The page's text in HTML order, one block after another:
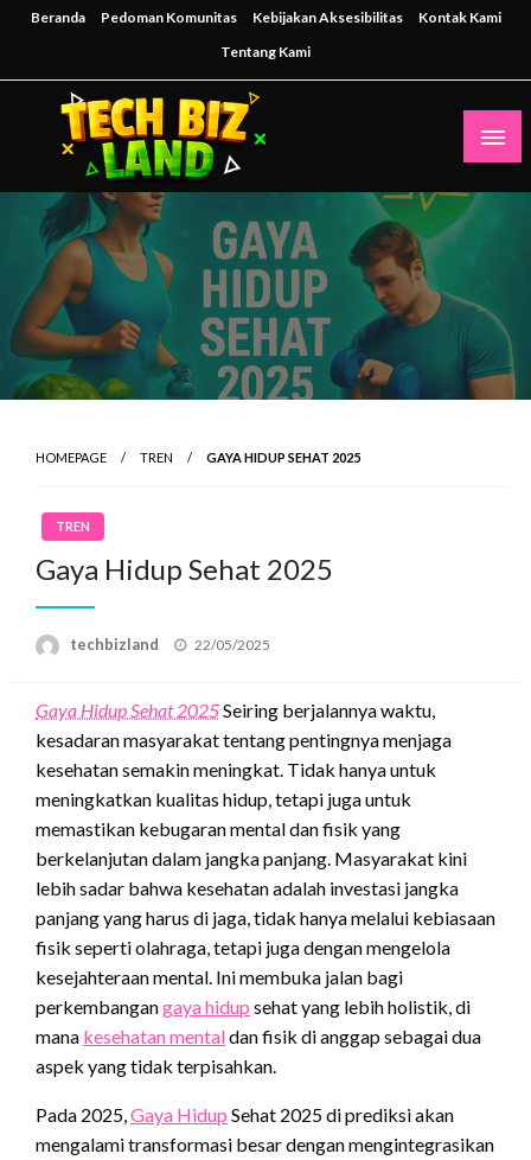
SkipBeranda Pedoman Komunitas Kebijakan Aksesibilitas
Kontak Kami
Tentang Kami
techbizland
Inspirasi Teknologi untuk Masa Depan Bisnis
HOMEPAGE TREN GAYA HIDUP SEHAT 2025
TREN
Gaya Hidup Sehat 2025
techbizland
Posted
22/05/2025
Gaya Hidup Sehat 2025Seiring berjalannya waktu,
kesadaran masyarakat tentang pentingnya menjaga
kesehatan semakin meningkat. Tidak hanya untuk
meningkatkan kualitas hidup, tetapi juga untuk
memastikan kebugaran mental dan fisik yang
berkelanjutan dalam jangka panjang. Masyarakat kini
lebih sadar bahwa kesehatan adalah investasi jangka
panjang yang harus di jaga, tidak hanya melalui kebiasaan
fisik seperti olahraga, tetapi juga dengan mengelola
kesejahteraan mental. Ini membuka jalan bagi
perkembangangaya hidup sehat yang lebih holistik, di
mana kesehatan mentaldan fisik di anggap sebagai dua
aspek yang tidak terpisahkan.
Pada 2025, Gaya Hidup Sehat 2025 di prediksi akan
mengalami transformasi besar dengan mengintegrasikan